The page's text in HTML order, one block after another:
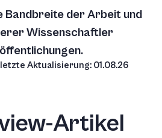
Bandbreite der Arbeit und
Wissenschaftler
letzte Aktualisierung: 01.08.26
Artikel